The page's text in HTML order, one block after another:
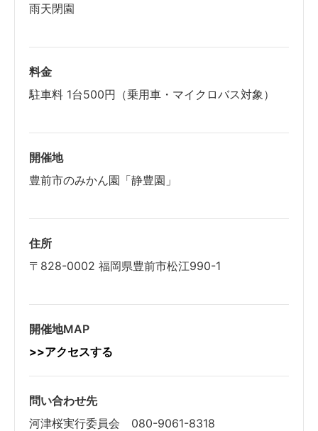
雨天閉園
料金
駐車料 1台500円（乗用車・マイクロバス対象）
開催地
豊前市のみかん園「静豊園」
住所
〒828-0002 福岡県豊前市松江990-1
開催地MAP
>>アクセスする
問い合わせ先
河津桜実行委員会 080-9061-8318